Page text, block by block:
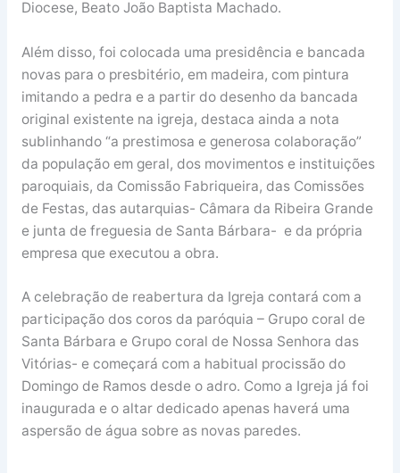
Diocese, Beato João Baptista Machado.
Além disso, foi colocada uma presidência e bancada
novas para o presbitério, em madeira, com pintura
imitando a pedra e a partir do desenho da bancada
original existente na igreja, destaca ainda a nota
sublinhando “a prestimosa e generosa colaboração”
da população em geral, dos movimentos e instituições
paroquiais, da Comissão Fabriqueira, das Comissões
de Festas, das autarquias- Câmara da Ribeira Grande
e junta de freguesia de Santa Bárbara- e da própria
empresa que executou a obra.
A celebração de reabertura da Igreja contará com a
participação dos coros da paróquia – Grupo coral de
Santa Bárbara e Grupo coral de Nossa Senhora das
Vitórias- e começará com a habitual procissão do
Domingo de Ramos desde o adro. Como a Igreja já foi
inaugurada e o altar dedicado apenas haverá uma
aspersão de água sobre as novas paredes.